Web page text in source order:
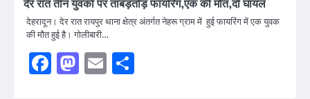
देर रात तीन युवकों पर ताबड़तोड़ फायरिंग,एक की मौत,दो घायल
देहरादून। देर रात रायपुर थाना क्षेत्र अंतर्गत नेहरू ग्राम में हुई फायरिंग में एक युवक
की मौत हुई है। गोलीबारी…
Facebook
Mastodon
Email